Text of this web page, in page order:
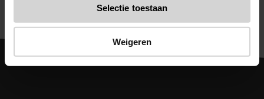
Selectie toestaan
Weigeren